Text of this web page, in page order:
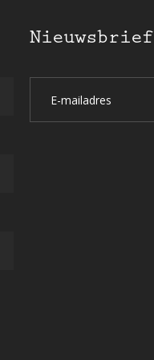
Nieuwsbrief